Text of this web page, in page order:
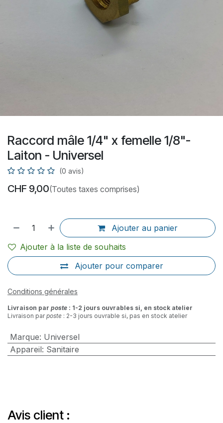
Raccord mâle 1/4" x femelle 1/8"-
Laiton - Universel
(0 avis)
CHF 9,00(Toutes taxes comprises)
Ajouter au panier
Ajouter pour comparer
Ajouter à la liste de souhaits
Conditions générales
Livraison par poste : 1-2 jours ouvrables si, en stock atelier
Livraison parposte : 2-3 jours ouvrable si, pas en stock atelier
Marque: Universel
Appareil: Sanitaire
Avis client :